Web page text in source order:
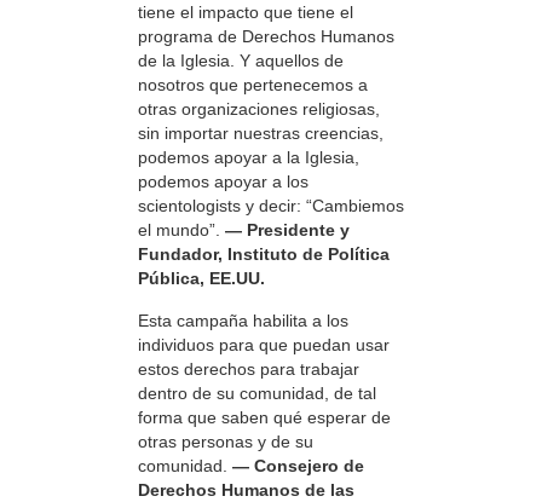
tiene el impacto que tiene el
programa de Derechos Humanos
de la Iglesia. Y aquellos de
nosotros que pertenecemos a
otras organizaciones religiosas,
sin importar nuestras creencias,
podemos apoyar a la Iglesia,
podemos apoyar a los
scientologists y decir: “Cambiemos
el mundo”. — Presidente y
Fundador, Instituto de Política
Pública, EE.UU.
Esta campaña habilita a los
individuos para que puedan usar
estos derechos para trabajar
dentro de su comunidad, de tal
forma que saben qué esperar de
otras personas y de su
comunidad. — Consejero de
Derechos Humanos de las